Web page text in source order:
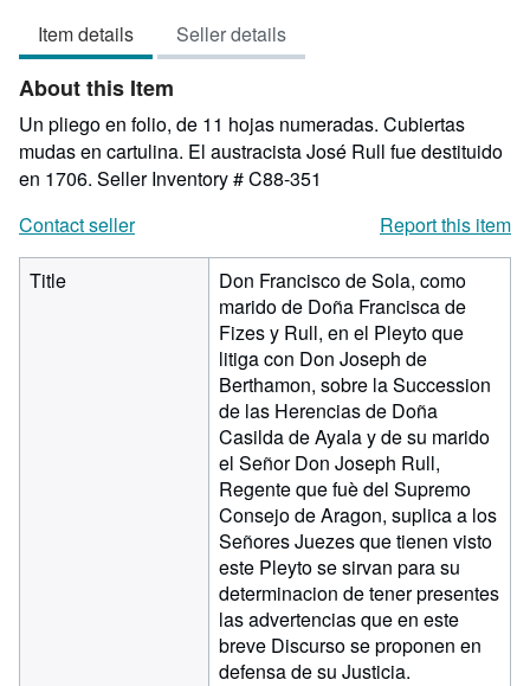
of
5
stars
Item details Seller details
About this Item
Un pliego en folio, de 11 hojas numeradas. Cubiertas
mudas en cartulina. El austracista José Rull fue destituido
en 1706. Seller Inventory # C88-351
Contact seller
Report this item
Title
Don Francisco de Sola, como
marido de Doña Francisca de
Fizes y Rull, en el Pleyto que
litiga con Don Joseph de
Berthamon, sobre la Succession
de las Herencias de Doña
Casilda de Ayala y de su marido
el Señor Don Joseph Rull,
Regente que fuè del Supremo
Consejo de Aragon, suplica a los
Señores Juezes que tienen visto
este Pleyto se sirvan para su
determinacion de tener presentes
las advertencias que en este
breve Discurso se proponen en
defensa de su Justicia.